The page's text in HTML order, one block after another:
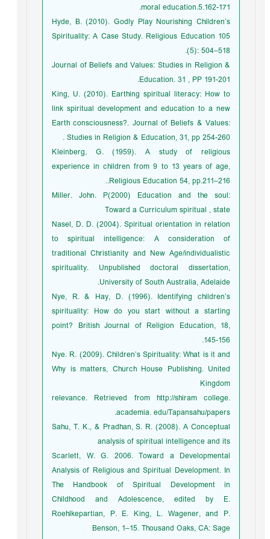
moral education.5.162-171.
Hyde, B. (2010). Godly Play Nourishing Children’s
Spirituality: A Case Study. Religious Education 105
(5): 504–518.
Journal of Beliefs and Values: Studies in Religion &
Education. 31 , PP 191-201.
King, U. (2010). Earthing spiritual literacy: How to
link spiritual development and education to a new
Earth consciousness?. Journal of Beliefs & Values:
Studies in Religion & Education, 31, pp 254-260 .
Kleinberg, G. (1959). A study of religious
experience in children from 9 to 13 years of age,
Religious Education 54, pp.211–216..
Miller. John. P(2000) Education and the soul:
Toward a Curriculum spiritual , state
Nasel, D. D. (2004). Spiritual orientation in relation
to spiritual intelligence: A consideration of
traditional Christianity and New Age/individualistic
spirituality. Unpublished doctoral dissertation,
University of South Australia, Adelaide.
Nye, R. & Hay, D. (1996). Identifying children’s
spirituality: How do you start without a starting
point? British Journal of Religion Education, 18,
145-156.
Nye. R. (2009). Children’s Spirituality: What is it and
Why is matters, Church House Publishing. United
Kingdom
relevance. Retrieved from http://shiram college.
academia. edu/Tapansahu/papers.
Sahu, T. K., & Pradhan, S. R. (2008). A Conceptual
analysis of spiritual intelligence and its
Scarlett, W. G. 2006. Toward a Developmental
Analysis of Religious and Spiritual Development. In
The Handbook of Spiritual Development in
Childhood and Adolescence, edited by E.
Roehlkepartian, P. E. King, L. Wagener, and P.
Benson, 1–15. Thousand Oaks, CA: Sage